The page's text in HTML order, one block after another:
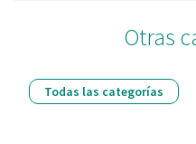
Otras
Todas las categorías